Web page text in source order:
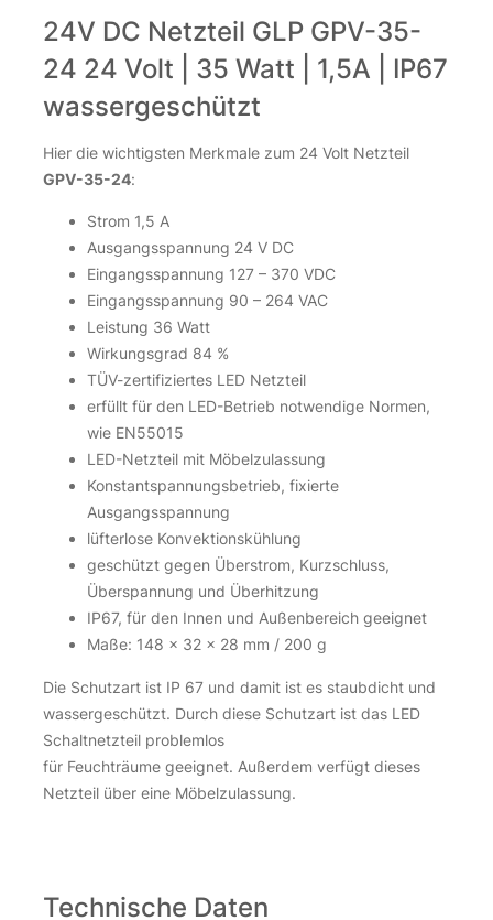
Nicht vorrätig
3M Scotchlok UR2 Quetschverbinder | 3-polig | IP67 |
0,43€
inkl. 19 % MwSt.zzgl.Versandkosten
Nicht vorrätig
WAGO Klemme 221-413 | 3-polig | Hebelklemme |
transparent
1,05€
WAGO Klemme 221-413 | 3-polig | Hebelklemme |
WAGO Klemme 221-413 | 3-polig | Hebelklemme |
24V DC Netzteil GLP GPV-35-
24 24 Volt | 35 Watt | 1,5A | IP67
wassergeschützt
Hier die wichtigsten Merkmale zum 24 Volt Netzteil
GPV-35-24:
Strom 1,5 A
Ausgangsspannung 24 V DC
Eingangsspannung 127 – 370 VDC
Eingangsspannung 90 – 264 VAC
Leistung 36 Watt
Wirkungsgrad 84 %
TÜV-zertifiziertes LED Netzteil
erfüllt für den LED-Betrieb notwendige Normen,
wie EN55015
LED-Netzteil mit Möbelzulassung
Konstantspannungsbetrieb, fixierte
Ausgangsspannung
lüfterlose Konvektionskühlung
geschützt gegen Überstrom, Kurzschluss,
Überspannung und Überhitzung
IP67, für den Innen und Außenbereich geeignet
Maße: 148 x 32 x 28 mm / 200 g
Die Schutzart ist IP 67 und damit ist es staubdicht und
wassergeschützt. Durch diese Schutzart ist das LED
Schaltnetzteil problemlos
für Feuchträume geeignet. Außerdem verfügt dieses
Netzteil über eine Möbelzulassung.
Technische Daten